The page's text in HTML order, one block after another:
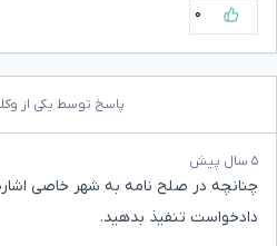
۰
پاسخ توسط یکی از
۵ سال پیش
چنانچه در صلح نامه به شهر خاصی
دادخواست تنفیذ بدهید.